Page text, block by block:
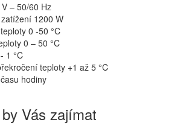
– 50/60 Hz
1200 W
0 -50 °C
0 – 50 °C
1 °C
teploty +1 až 5 °C
hodiny
Vás zajímat